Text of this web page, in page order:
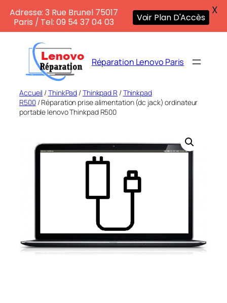
contenu
Réparation Lenovo Paris
Accueil /ThinkPad /Thinkpad R /Thinkpad
R500/ Réparation prise alimentation (dc jack) ordinateur
portable lenovo Thinkpad R500
Adresse: 3 Rue Brunel 75017
Paris / Tel: 09 54 37 04 03
Voir Plan D'Accès
X